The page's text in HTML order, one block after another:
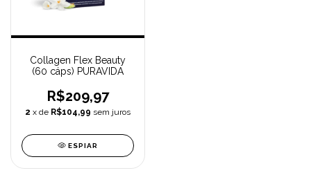
Collagen Flex Beauty
(60 cáps) PURAVIDA
R$209,97
2 x de R$104,99 sem juros
ESPIAR